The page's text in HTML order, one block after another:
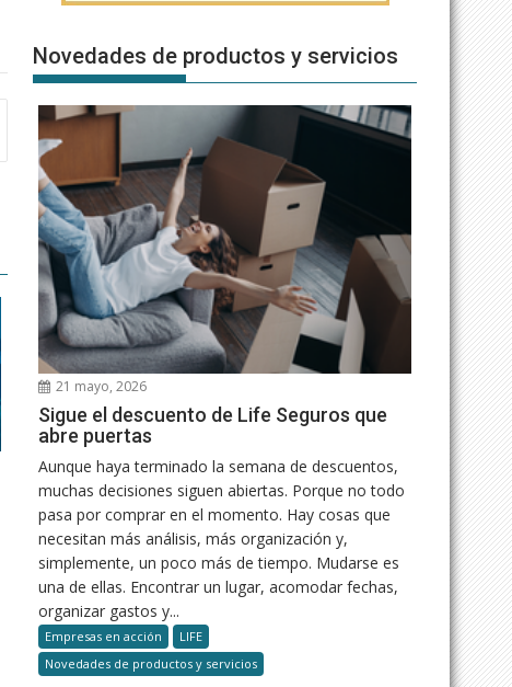
Novedades de productos y servicios
21 mayo, 2026
Sigue el descuento de Life Seguros que
abre puertas
Aunque haya terminado la semana de descuentos,
muchas decisiones siguen abiertas. Porque no todo
pasa por comprar en el momento. Hay cosas que
necesitan más análisis, más organización y,
simplemente, un poco más de tiempo. Mudarse es
una de ellas. Encontrar un lugar, acomodar fechas,
organizar gastos y...
Empresas en acción
LIFE
Novedades de productos y servicios